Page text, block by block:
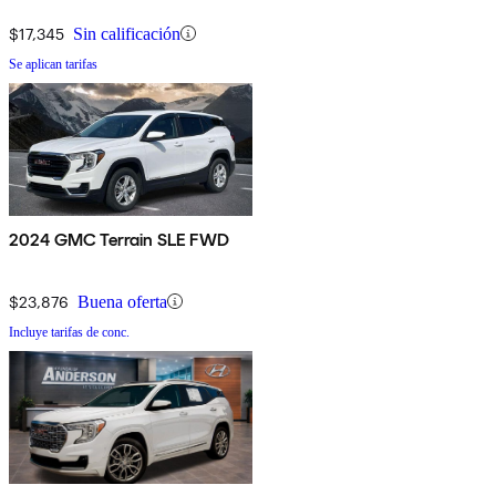
$17,345 Sin calificación
Se aplican tarifas
2024 GMC Terrain SLE FWD
$23,876 Buena oferta
Incluye tarifas de conc.